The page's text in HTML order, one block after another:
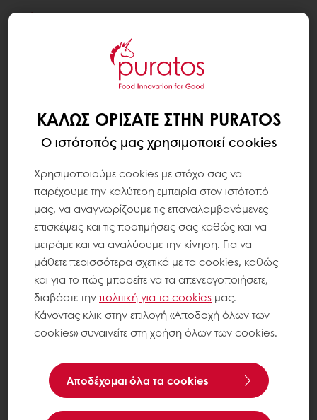
ΚΑΛΏΣ ΟΡΊΣΑΤΕ ΣΤΗΝ PURATOS
Ο ιστότοπός μας χρησιμοποιεί cookies
Χρησιμοποιούμε cookies με στόχο σας να
παρέχουμε την καλύτερη εμπειρία στον ιστότοπό
μας, να αναγνωρίζουμε τις επαναλαμβανόμενες
επισκέψεις και τις προτιμήσεις σας καθώς και να
μετράμε και να αναλύουμε την κίνηση. Για να
μάθετε περισσότερα σχετικά με τα cookies, καθώς
και για το πώς μπορείτε να τα απενεργοποιήσετε,
διαβάστε τηνπολιτική για τα cookies μας.
Κάνοντας κλικ στην επιλογή «Αποδοχή όλων των
cookies» συναινείτε στη χρήση όλων των cookies.
Αποδέχομαι όλα τα cookies